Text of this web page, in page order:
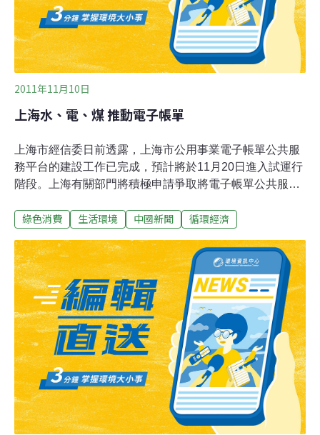
配合施工綱要規範、細目原則表修正後之公共工程經費電
腦估價系統，協助讀者獲取最正確的資訊，節省公共工程
預算書的彙編時間。
2011年11月10日
上海水、電、煤 推動電子帳單
上海市經信委日前透露，上海市公用事業電子帳單公共服
務平台的建設工作已完成，預計將於11月20日進入試運行
階段。上海有關部門將積極申請爭取將電子帳單公共服務
單，完成100萬張電子帳單的推廣。目前中國移動、中國
主要銀行業金融機構也全部或部分實現了帳單的電子化；
上海市目標今年內率先推出電力公司的電子帳單，再逐步
向水、燃氣等公用事業推廣。據上海市工商聯統計，以上
海市現有800萬戶家庭計算，平均每戶每月至少有3張公用
事業帳單（水、電、煤）、3張銀行對帳單，全市平均月
帳單總數為4800萬張；一張紙質帳單加上其信封約重3公
克，全市每月帳單投寄一項就需耗紙約144噸；若全以木
材為原料，每年需消耗森林近2000畝。通過推廣電子帳
單，將有效減少上述浪費。
綠色消費 生活環境 中國新聞 循環經濟